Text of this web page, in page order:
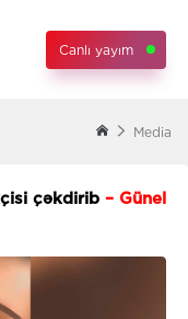
Canlı yayım
Media
çəkdirib – Günel